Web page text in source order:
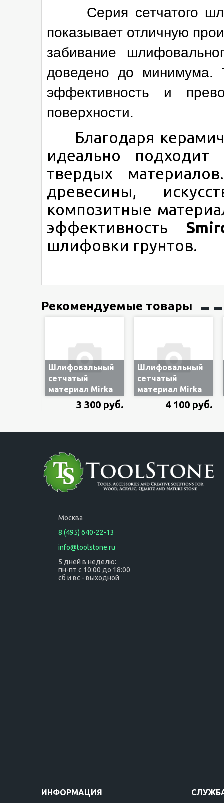
Серия сетчатого
показывает отличную
забивание
доведено до минимума.
эффективность и
поверхности.
Благодаря
идеально
твердых
древесины,
композитные
эффективность
шлифовки грунтов.
Рекомендуемые товары
Шлифовальный
сетчатый
материал Mirka
Autonet 150мм
3 300 руб.
Шлифовальный
сетчатый
материал Mirka
Abranet Ace HD
4 100 руб.
Москва
8 (495) 640-22-13
info@toolstone.ru
5 дней в неделю:
пн-пт с 10:00 до 18:00
сб и вс - выходной
ИНФОРМАЦИЯ